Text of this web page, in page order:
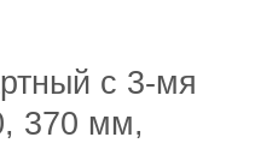
с 3-мя
370 мм,